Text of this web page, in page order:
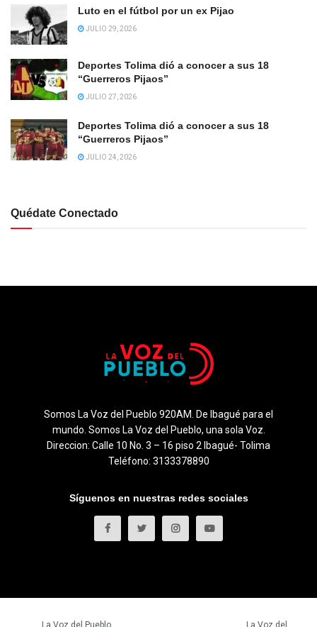
Luto en el fútbol por un ex Pijao
JULIO 29, 2026
Deportes Tolima dió a conocer a sus 18
“Guerreros Pijaos”
JULIO 27, 2026
Deportes Tolima dió a conocer a sus 18
“Guerreros Pijaos”
JULIO 24, 2026
Quédate Conectado
Somos La Voz del Pueblo 920AM. De Ibagué para el
mundo. Somos La Voz del Pueblo, una sola Voz.
Direccion: Calle 10 No. 3 – 16 piso 2 Ibagué- Tolima
Teléfono: 3133378890
Síguenos en nuestras redes sociales